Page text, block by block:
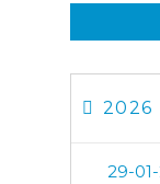
2026
29-